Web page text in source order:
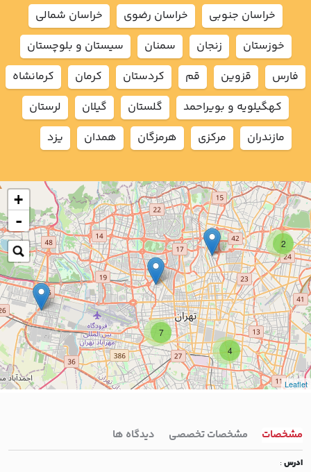
7
2
4
+
-
Leaflet
خراسان جنوبي
خراسان رضوي
خراسان شمالي
خوزستان
زنجان سمنان
سيستان و بلوچستان
فارس
قزوين قم كردستان كرمان
كرمانشاه
كهگيلويه و بويراحمد
گلستان گيلان
لرستان
مازندران
مركزي هرمزگان همدان يزد
مشخصات مشخصات تخصصی دیدگاه ها
ادرس: